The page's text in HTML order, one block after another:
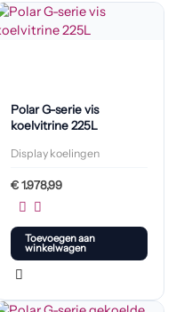
Polar G-serie vis
koelvitrine 225L
Display koelingen
€1.978,99
Toevoegen aan
winkelwagen